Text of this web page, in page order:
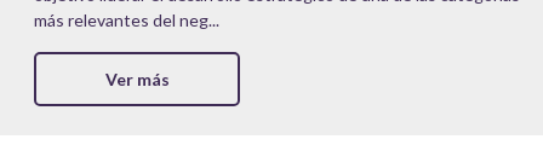
más relevantes del neg...
Ver más